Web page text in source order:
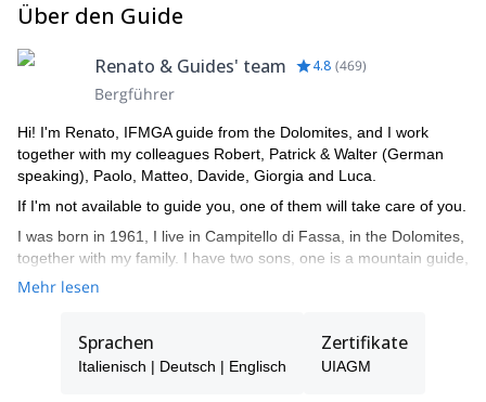
Über den Guide
Renato & Guides' team 4.8 (469)
Bergführer
Hi! I'm Renato, IFMGA guide from the Dolomites, and I work
together with my colleagues Robert, Patrick & Walter (German
speaking), Paolo, Matteo, Davide, Giorgia and Luca.
If I'm not available to guide you, one of them will take care of you.
I was born in 1961, I live in Campitello di Fassa, in the Dolomites,
together with my family. I have two sons, one is a mountain guide,
the other is a ski instructor. I am a certified mountain guide since
Being in the mountains has always been my passion, guiding
people, teaching them climbing, mountaineering... during the
Mehr lesen
Sprachen
Italienisch | Deutsch | Englisch
Zertifikate
UIAGM